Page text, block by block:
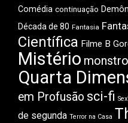
Comédia continuação
Década de 80 Fantasia
Científica Filme B
Mistério monstro
Quarta
em Profusão sci-fi
de segunda Terror na Casa